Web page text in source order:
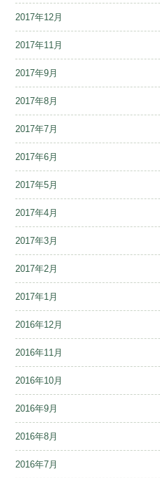
2017年12月
2017年11月
2017年9月
2017年8月
2017年7月
2017年6月
2017年5月
2017年4月
2017年3月
2017年2月
2017年1月
2016年12月
2016年11月
2016年10月
2016年9月
2016年8月
2016年7月